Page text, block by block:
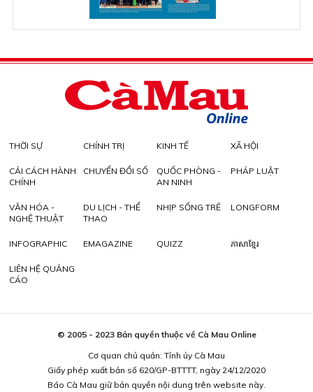
THỜI SỰ CHÍNH TRỊ KINH TẾ XÃ HỘI
CẢI CÁCH HÀNH
CHÍNH
CHUYỂN ĐỔI SỐ
QUỐC PHÒNG -
AN NINH
PHÁP LUẬT
VĂN HÓA -
NGHỆ THUẬT
DU LỊCH - THỂ
THAO
NHỊP SỐNG TRẺ LONGFORM
INFOGRAPHIC EMAGAZINE QUIZZ ភាសាខ្មែរ
LIÊN HỆ QUẢNG
CÁO
© 2005 - 2023 Bản quyền thuộc về Cà Mau Online
Cơ quan chủ quản: Tỉnh ủy Cà Mau
Giấy phép xuất bản số 620/GP-BTTTT, ngày 24/12/2020
Báo Cà Mau giữ bản quyền nội dung trên website này.